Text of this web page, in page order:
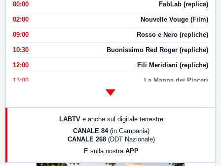
00:00 FabLab (replica)
02:00 Nouvelle Vouge (Film)
09:00 Rosso e Nero (repliche)
10:30 Buonissimo Red Roger (repliche)
12:00 Fili Meridiani (repliche)
13:00 La Mappa dei Piaceri
17:00 LabNews (replica)
LABTV e anche sul digitale terrestre
CANALE 84 (in Campania)
CANALE 268 (DDT Nazionale)
E sulla nostra APP